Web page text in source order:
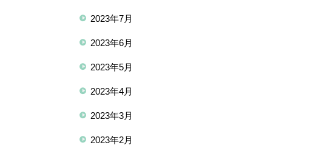
2023年7月
2023年6月
2023年5月
2023年4月
2023年3月
2023年2月